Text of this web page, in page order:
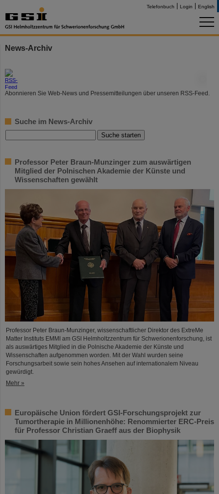
Telefonbuch Login English
News-Archiv
Abonnieren Sie Web-News und Pressemitteilungen über unseren RSS-Feed.
Suche im News-Archiv
Professor Peter Braun-Munzinger zum auswärtigen
Mitglied der Polnischen Akademie der Künste und
Wissenschaften gewählt
Professor Peter Braun-Munzinger, wissenschaftlicher Direktor des ExtreMe
Matter Instituts EMMI am GSI Helmholtzzentrum für Schwerionenforschung, ist
als auswärtiges Mitglied in die Polnische Akademie der Künste und
Wissenschaften aufgenommen worden. Mit der Wahl wurden seine
Forschungsarbeit sowie sein hohes Ansehen auf internationalem Niveau
gewürdigt.
Mehr »
Europäische Union fördert GSI-Forschungsprojekt zur
Tumortherapie in Millionenhöhe: Renommierter ERC-Preis
für Professor Christian Graeff aus der Biophysik